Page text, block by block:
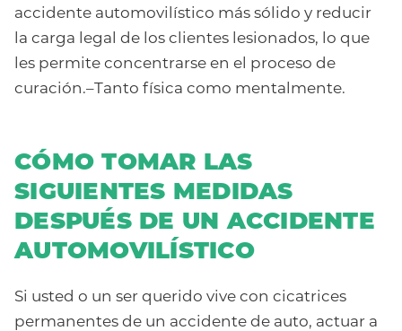
accidente automovilístico más sólido y reducir
la carga legal de los clientes lesionados, lo que
les permite concentrarse en el proceso de
curación.–Tanto física como mentalmente.
CÓMO TOMAR LAS
SIGUIENTES MEDIDAS
DESPUÉS DE UN ACCIDENTE
AUTOMOVILÍSTICO
Si usted o un ser querido vive con cicatrices
permanentes de un accidente de auto, actuar a